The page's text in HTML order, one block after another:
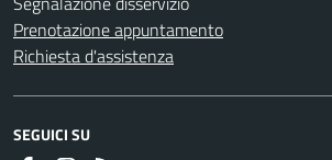
Prenotazione appuntamento
Richiesta d'assistenza
SEGUICI SU